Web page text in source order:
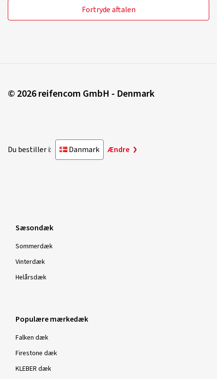
Fortryde aftalen
© 2026 reifencom GmbH - Denmark
Du bestiller i: Danmark Ændre
Sæsondæk
Sommerdæk
Vinterdæk
Helårsdæk
Populære mærkedæk
Falken dæk
Firestone dæk
KLEBER dæk